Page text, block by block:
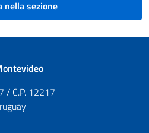
nella sezione
/ C.P. 12217